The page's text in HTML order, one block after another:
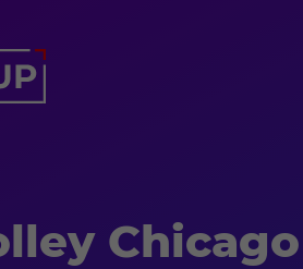
Chicago